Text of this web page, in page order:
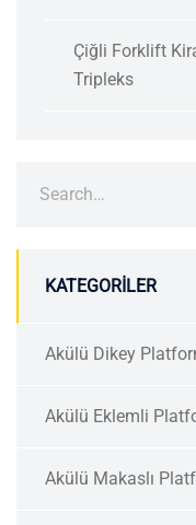
Çiğli Forklift
Tripleks
for:
KATEGORILER
Akülü Dikey
Akülü Eklemli
Akülü Makaslı